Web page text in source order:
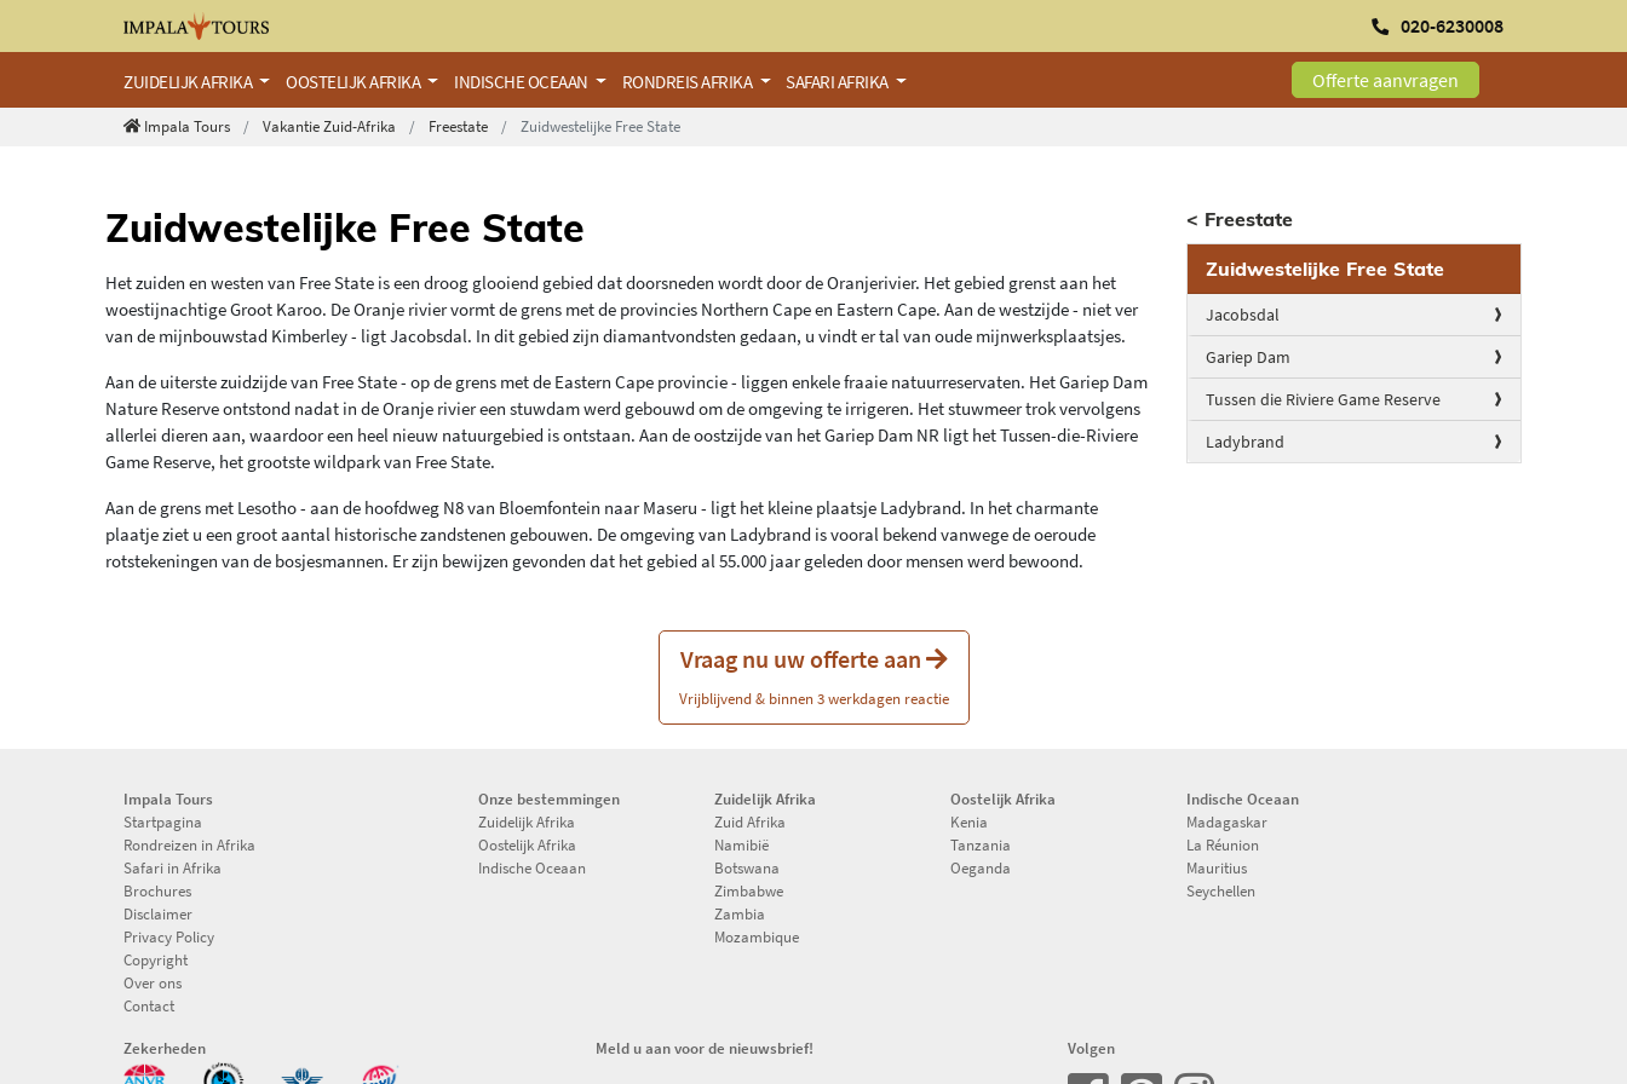
020-6230008
ZUIDELIJK AFRIKA OOSTELIJK AFRIKA INDISCHE OCEAAN RONDREIS AFRIKA SAFARI AFRIKA Offerte aanvragen
Impala Tours Vakantie Zuid-Afrika Freestate Zuidwestelijke Free State
< Freestate
Zuidwestelijke Free State
Jacobsdal
Gariep Dam
Tussen die Riviere Game Reserve
Ladybrand
Zuidwestelijke Free State
Het zuiden en westen van Free State is een droog glooiend gebied dat doorsneden wordt door de Oranjerivier. Het gebied grenst aan het
woestijnachtige Groot Karoo. De Oranje rivier vormt de grens met de provincies Northern Cape en Eastern Cape. Aan de westzijde - niet ver
van de mijnbouwstad Kimberley - ligt Jacobsdal. In dit gebied zijn diamantvondsten gedaan, u vindt er tal van oude mijnwerksplaatsjes.
Aan de uiterste zuidzijde van Free State - op de grens met de Eastern Cape provincie - liggen enkele fraaie natuurreservaten. Het Gariep Dam
Nature Reserve ontstond nadat in de Oranje rivier een stuwdam werd gebouwd om de omgeving te irrigeren. Het stuwmeer trok vervolgens
allerlei dieren aan, waardoor een heel nieuw natuurgebied is ontstaan. Aan de oostzijde van het Gariep Dam NR ligt het Tussen-die-Riviere
Game Reserve, het grootste wildpark van Free State.
Aan de grens met Lesotho - aan de hoofdweg N8 van Bloemfontein naar Maseru - ligt het kleine plaatsje Ladybrand. In het charmante
plaatje ziet u een groot aantal historische zandstenen gebouwen. De omgeving van Ladybrand is vooral bekend vanwege de oeroude
rotstekeningen van de bosjesmannen. Er zijn bewijzen gevonden dat het gebied al 55.000 jaar geleden door mensen werd bewoond.
Vraag nu uw offerte aan
Vrijblijvend & binnen 3 werkdagen reactie
Impala Tours
Startpagina
Rondreizen in Afrika
Safari in Afrika
Brochures
Disclaimer
Privacy Policy
Copyright
Over ons
Contact
Onze bestemmingen
Zuidelijk Afrika
Oostelijk Afrika
Indische Oceaan
Zuidelijk Afrika
Zuid Afrika
Namibië
Botswana
Zimbabwe
Zambia
Mozambique
Oostelijk Afrika
Kenia
Tanzania
Oeganda
Indische Oceaan
Madagaskar
La Réunion
Mauritius
Seychellen
Zekerheden Meld u aan voor de nieuwsbrief! Volgen